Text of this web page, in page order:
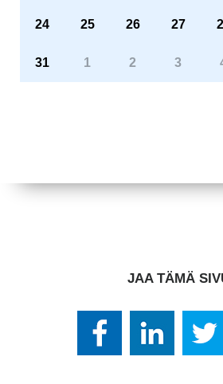
24 25 26 27
31 1 2 3
JAA TÄMÄ